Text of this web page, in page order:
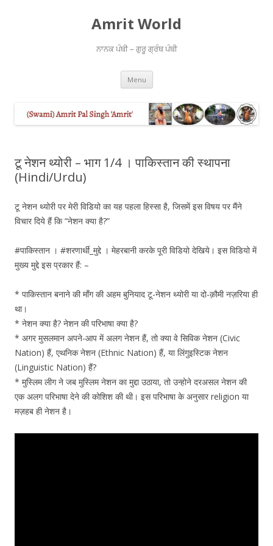
Amrit World
ਨਾਨਕ ਪੰਥੀ – ਗੁਰੂ ਗ੍ਰੰਥ ਪੰਥੀ
Menu Skip
content
टू नेशन थ्योरी – भाग 1/4 । पाकिस्तान की स्थापना
(Hindi/Urdu)
टू नेशन थ्योरी पर मेरी विडियो का यह पहला हिस्सा है, जिसमें इस विषय पर मैंने
विचार दिये हैं कि “नेशन क्या है?”
#पाकिस्तान । #शरणार्थी_मुद्दे । मेहरबानी करके पूरी विडियो देखिये। इस विडियो में
मुख्य मुद्दे इस प्रकार हैं: –
* पाकिस्तान बनाने की माँग की अहम बुनियाद टू-नेशन थ्योरी या दो-क़ौमी नज़रिया ही
था।
* नेशन क्या है? नेशन की परिभाषा क्या है?
* अगर मुसलमान अपने-आप में अलग नेशन हैं, तो क्या वे सिविक नेशन (Civic
Nation) हैं, एथनिक नेशन (Ethnic Nation) हैं, या लिंगुइस्टिक नेशन
(Linguistic Nation) हैं?
* मुस्लिम लीग ने जब मुस्लिम नेशन का मुद्दा उठाया, तो उन्होने दरअसल नेशन की
एक अलग परिभाषा देने की कोशिश की थी। इस परिभाषा के अनुसार religion या
मज़हब ही नेशन है।